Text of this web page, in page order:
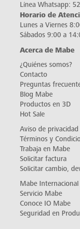
Línea Whatsapp:
Horario de
Lunes a Viernes
Sábados 9:00 a
Acerca de Mabe
¿Quiénes somos?
Contacto
Preguntas
Blog Mabe
Productos en 3D
Hot Sale
Aviso de privacidad
Términos y
Trabaja en Mabe
Solicitar factura
Solicitar cambio,
Mabe Internacional
Servicio Mabe
Conoce IO Mabe
Seguridad en